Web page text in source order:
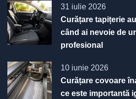
31 iulie 2026
Curățare tapițerie
când ai nevoie de
profesional
10 iunie 2026
Curățare covoare
ce este importantă